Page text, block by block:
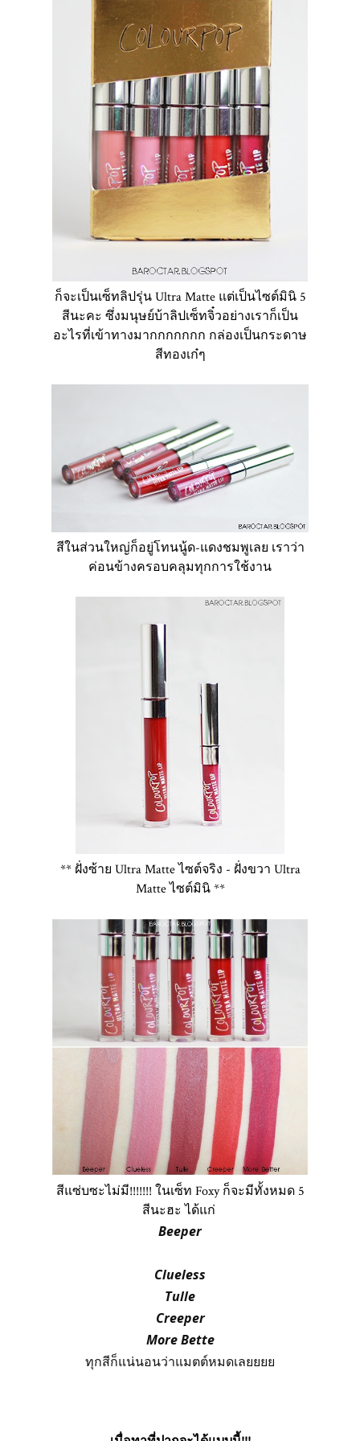
ก็จะเป็นเซ็ทลิปรุ่น Ultra Matte แต่เป็นไซต์มินิ 5
สีนะคะ ซึ่งมนุษย์บ้าลิปเซ็ทจิ๋วอย่างเราก็เป็น
อะไรที่เข้าทางมากกกกกกก กล่องเป็นกระดาษ
สีทองเก๋ๆ
สีในส่วนใหญ่ก็อยู่โทนนู้ด-แดงชมพูเลย เราว่า
ค่อนข้างครอบคลุมทุกการใช้งาน
** ฝั่งซ้าย Ultra Matte ไซต์จริง - ฝั่งขวา Ultra
Matte ไซต์มินิ **
สีแซ่บซะไม่มี!!!!!!! ในเซ็ท Foxy ก็จะมีทั้งหมด 5
สีนะฮะ ได้แก่
Beeper
Clueless
Tulle
Creeper
More Bette
ทุกสีก็แน่นอนว่าแมตต์หมดเลยยยย